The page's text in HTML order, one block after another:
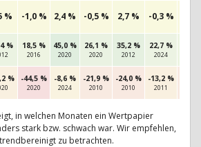
% -1,0 % 2,4 % -0,5 % 2,7 % -0,3 %
% 18,5 %
2016
45,0 %
2020
26,1 %
2020
35,2 %
2012
22,7 %
2024
% -44,5 %
2020
-8,6 %
2024
-21,9 %
2010
-24,0 %
2010
-13,2 %
2011
in welchen Monaten ein Wertpapier
stark bzw. schwach war. Wir empfehlen,
zu betrachten.